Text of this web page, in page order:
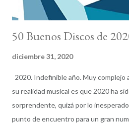
50 Buenos Discos de
diciembre 31, 2020
2020. Indefinible año. Muy complejo
su realidad musical es que 2020 ha
sorprendente, quizá por lo
punto de encuentro para un gran